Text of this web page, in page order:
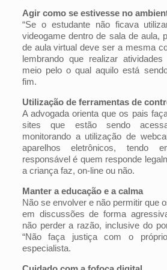
Agir como se estivesse no
“Se o estudante não ficava
videogame dentro de sala de aula,
de aula virtual deve ser a mesma
lembrando que realizar
meio pelo o qual aquilo está
fim.
Utilização de ferramentas de
A advogada orienta que os pais
sites que estão sendo
monitorando a utilização de
aparelhos eletrônicos, tendo
responsável é quem responde
a criança faz, on-line ou não.
Manter a educação e a calma
Não se envolver e não permitir que
em discussões de forma
não perder a razão, inclusive do
“Não faça justiça com o
especialista.